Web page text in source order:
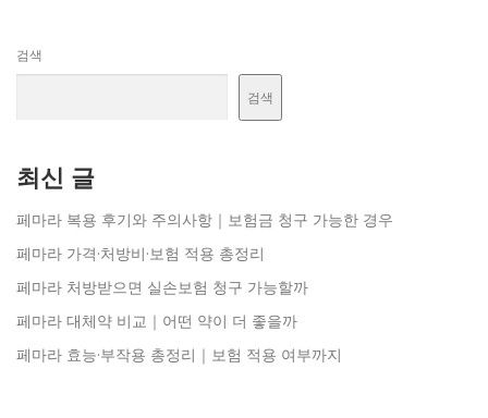
검색
검색
최신 글
페마라 복용 후기와 주의사항｜보험금 청구 가능한 경우
페마라 가격·처방비·보험 적용 총정리
페마라 처방받으면 실손보험 청구 가능할까
페마라 대체약 비교｜어떤 약이 더 좋을까
페마라 효능·부작용 총정리｜보험 적용 여부까지